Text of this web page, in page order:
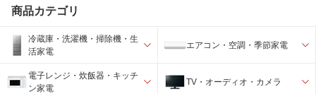
商品カテゴリ
冷蔵庫・洗濯機・掃除機・生
活家電
エアコン・空調・季節家電
電子レンジ・炊飯器・キッチ
ン家電
TV・オーディオ・カメラ